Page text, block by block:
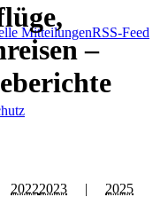
MitteilungenRSS-Feed
20222023 | 2025
–